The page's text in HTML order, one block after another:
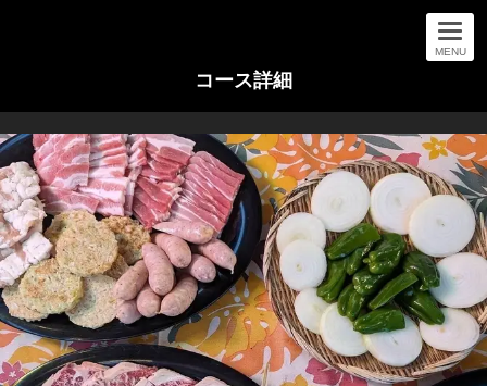
MENU
コース詳細